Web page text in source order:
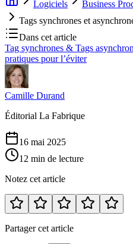
Logiciels
Business
Tags synchrones et
Dans cet article
Tag synchrones & Tags
pratiques pour l’éviter
Camille Durand
Éditorial La Fabrique
16 mai 2025
12 min de lecture
Notez cet article
Partager cet article